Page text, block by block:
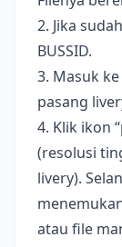
2. Jika
BUSSID.
3. Masuk
pasang
4. Klik ikon
(resolusi
livery).
atau file